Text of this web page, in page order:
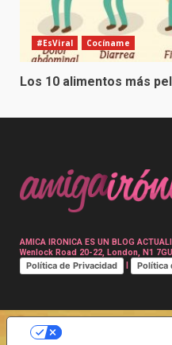
#EsViral Cocíname
Los 10 alimentos más
AMICA IRONICA ES UN BLOG
Wenlock Road 20-22, London, N1
Política de Privacidad Política
SUS OPCIONES